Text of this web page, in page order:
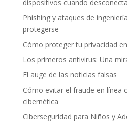
dispositivos cuando
Phishing y ataques de
protegerse
Cómo proteger tu privacidad
Los primeros antivirus: Una
El auge de las noticias falsas
Cómo evitar el fraude en línea
cibernética
Ciberseguridad para Niños y